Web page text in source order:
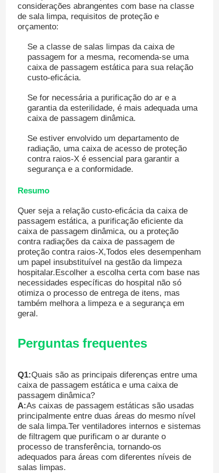
considerações abrangentes com base na classe
de sala limpa, requisitos de proteção e
orçamento:
Se a classe de salas limpas da caixa de
passagem for a mesma, recomenda-se uma
caixa de passagem estática para sua relação
custo-eficácia.
Se for necessária a purificação do ar e a
garantia da esterilidade, é mais adequada uma
caixa de passagem dinâmica.
Se estiver envolvido um departamento de
radiação, uma caixa de acesso de proteção
contra raios-X é essencial para garantir a
segurança e a conformidade.
Resumo
Quer seja a relação custo-eficácia da caixa de
passagem estática, a purificação eficiente da
caixa de passagem dinâmica, ou a proteção
contra radiações da caixa de passagem de
proteção contra raios-X,Todos eles desempenham
um papel insubstituível na gestão da limpeza
hospitalar.Escolher a escolha certa com base nas
necessidades específicas do hospital não só
otimiza o processo de entrega de itens, mas
também melhora a limpeza e a segurança em
geral.
Perguntas frequentes
Q1:Quais são as principais diferenças entre uma
caixa de passagem estática e uma caixa de
passagem dinâmica?
A:As caixas de passagem estáticas são usadas
principalmente entre duas áreas do mesmo nível
de sala limpa.Ter ventiladores internos e sistemas
de filtragem que purificam o ar durante o
processo de transferência, tornando-os
adequados para áreas com diferentes níveis de
salas limpas.